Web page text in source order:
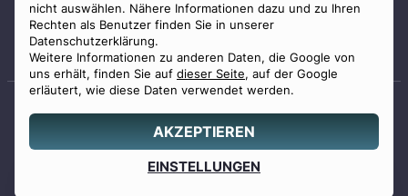
nicht auswählen. Nähere Informationen dazu und zu Ihren
Rechten als Benutzer finden Sie in unserer
Datenschutzerklärung.
Weitere Informationen zu anderen Daten, die Google von
uns erhält, finden Sie auf dieser Seite, auf der Google
erläutert, wie diese Daten verwendet werden.
AKZEPTIEREN
EINSTELLUNGEN
0800 88 44 04
erstellen
Staatlich geprüfter
© 2026 Benu GmbH. Alle Rechte vorbehalten.